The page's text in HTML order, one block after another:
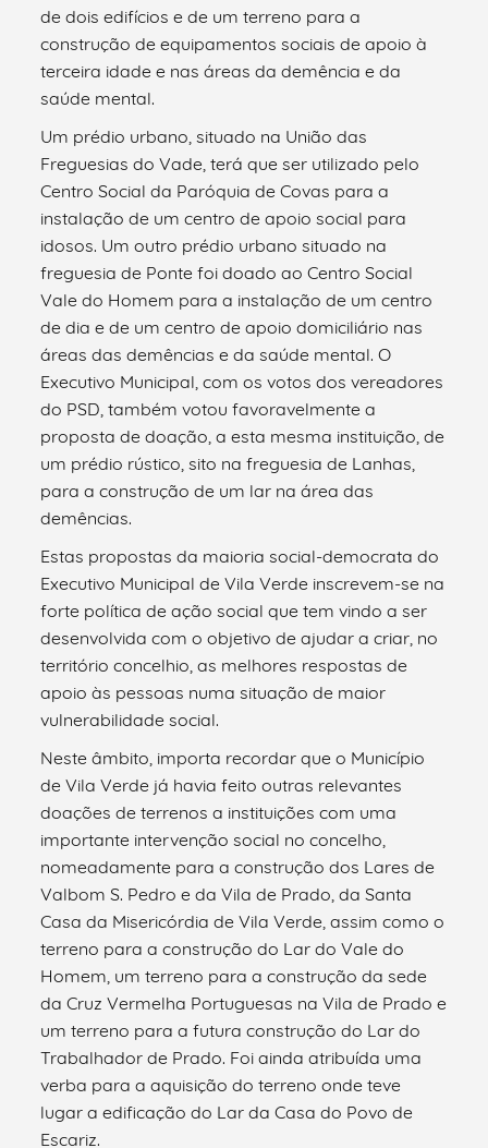
de dois edifícios e de um terreno para a
construção de equipamentos sociais de apoio à
terceira idade e nas áreas da demência e da
saúde mental.
Um prédio urbano, situado na União das
Freguesias do Vade, terá que ser utilizado pelo
Centro Social da Paróquia de Covas para a
instalação de um centro de apoio social para
idosos. Um outro prédio urbano situado na
freguesia de Ponte foi doado ao Centro Social
Vale do Homem para a instalação de um centro
de dia e de um centro de apoio domiciliário nas
áreas das demências e da saúde mental. O
Executivo Municipal, com os votos dos vereadores
do PSD, também votou favoravelmente a
proposta de doação, a esta mesma instituição, de
um prédio rústico, sito na freguesia de Lanhas,
para a construção de um lar na área das
demências.
Estas propostas da maioria social-democrata do
Executivo Municipal de Vila Verde inscrevem-se na
forte política de ação social que tem vindo a ser
desenvolvida com o objetivo de ajudar a criar, no
território concelhio, as melhores respostas de
apoio às pessoas numa situação de maior
vulnerabilidade social.
Neste âmbito, importa recordar que o Município
de Vila Verde já havia feito outras relevantes
doações de terrenos a instituições com uma
importante intervenção social no concelho,
nomeadamente para a construção dos Lares de
Valbom S. Pedro e da Vila de Prado, da Santa
Casa da Misericórdia de Vila Verde, assim como o
terreno para a construção do Lar do Vale do
Homem, um terreno para a construção da sede
da Cruz Vermelha Portuguesas na Vila de Prado e
um terreno para a futura construção do Lar do
Trabalhador de Prado. Foi ainda atribuída uma
verba para a aquisição do terreno onde teve
lugar a edificação do Lar da Casa do Povo de
Escariz.